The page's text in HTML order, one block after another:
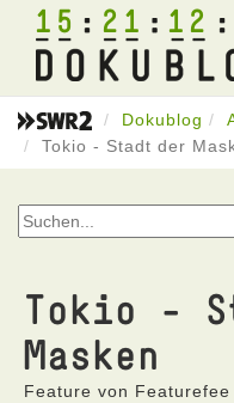
15 21 12
Dokublog
Tokio - Stadt der
Tokio -
Masken
Feature von Featurefee